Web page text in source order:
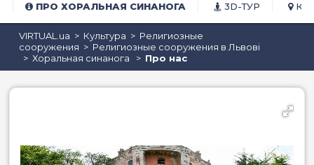
ПРО ХОРАЛЬНАЯ СИНАНОГА 3D-ТУР
VIRTUAL.ua Культура
Религиозные
сооружения
Религиозные сооружения в Львові
Хоральная синанога
Про нас